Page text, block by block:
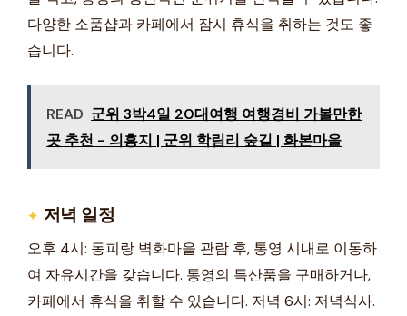
다양한 소품샵과 카페에서 잠시 휴식을 취하는 것도 좋
습니다.
READ 군위 3박4일 20대여행 여행경비 가볼만한
곳 추천 - 의흥지 | 군위 학림리 숲길 | 화본마을
저녁 일정
오후 4시: 동피랑 벽화마을 관람 후, 통영 시내로 이동하
여 자유시간을 갖습니다. 통영의 특산품을 구매하거나,
카페에서 휴식을 취할 수 있습니다. 저녁 6시: 저녁식사.